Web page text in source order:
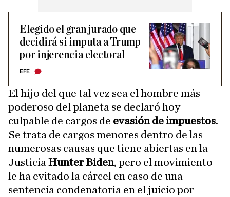
Elegido el gran jurado que
decidirá si imputa a Trump
por injerencia electoral
EFE
El hijo del que tal vez sea el hombre más
poderoso del planeta se declaró hoy
culpable de cargos de evasión de impuestos.
Se trata de cargos menores dentro de las
numerosas causas que tiene abiertas en la
Justicia Hunter Biden, pero el movimiento
le ha evitado la cárcel en caso de una
sentencia condenatoria en el juicio por